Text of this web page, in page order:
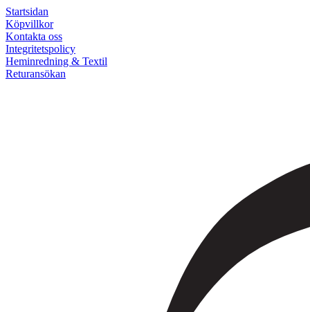
Startsidan
Köpvillkor
Kontakta oss
Integritetspolicy
Heminredning & Textil
Returansökan